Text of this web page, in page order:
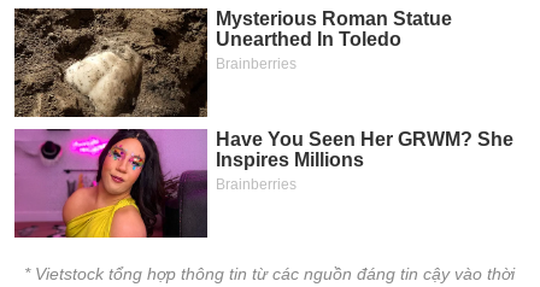
* Vietstock tổng hợp thông tin từ các nguồn đáng tin cậy vào thời
Báo
cáo
phân
tích
(-)
Thuật
ngữ
(-)